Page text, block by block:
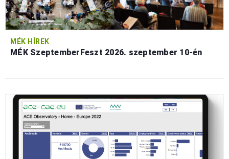
MÉK HÍREK
MÉK SzeptemberFeszt 2026. szeptember 10-én